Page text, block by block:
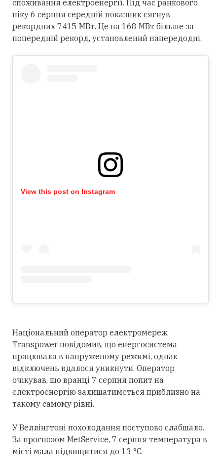
споживання електроенергії. Під час ранкового
піку 6 серпня середній показник сягнув
рекордних 7415 МВт. Це на 168 МВт більше за
попередній рекорд, установлений напередодні.
View this post on Instagram
Національний оператор електромереж
Transpower повідомив, що енергосистема
працювала в напруженому режимі, однак
відключень вдалося уникнути. Оператор
очікував, що вранці 7 серпня попит на
електроенергію залишатиметься приблизно на
такому самому рівні.
У Веллінгтоні похолодання поступово слабшало.
За прогнозом MetService, 7 серпня температура в
місті мала підвищитися до 13 °C.